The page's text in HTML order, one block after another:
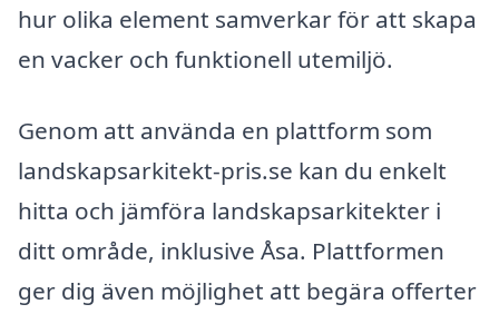
hur olika element samverkar för att skapa
en vacker och funktionell utemiljö.
Genom att använda en plattform som
landskapsarkitekt-pris.se kan du enkelt
hitta och jämföra landskapsarkitekter i
ditt område, inklusive Åsa. Plattformen
ger dig även möjlighet att begära offerter